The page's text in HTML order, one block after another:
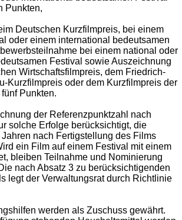
Punkten,
Deutschen Kurzfilmpreis, bei einem
oder einem international bedeutsamen
bei einem national oder
Festival sowie Auszeichnung
Wirtschaftsfilmpreis, dem Friedrich-
Kurzfilmpreis oder dem Kurzfilmpreis der
Punkten.
der Referenzpunktzahl nach
solche Erfolge berücksichtigt, die
nach Fertigstellung des Films
ein Film auf einem Festival mit einem
bleiben Teilnahme und Nominierung
nach Absatz 3 zu berücksichtigenden
legt der Verwaltungsrat durch Richtlinie
werden als Zuschuss gewährt.